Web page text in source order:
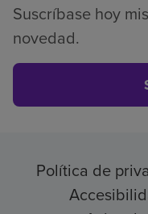
Suscríbase hoy
novedad.
Política de